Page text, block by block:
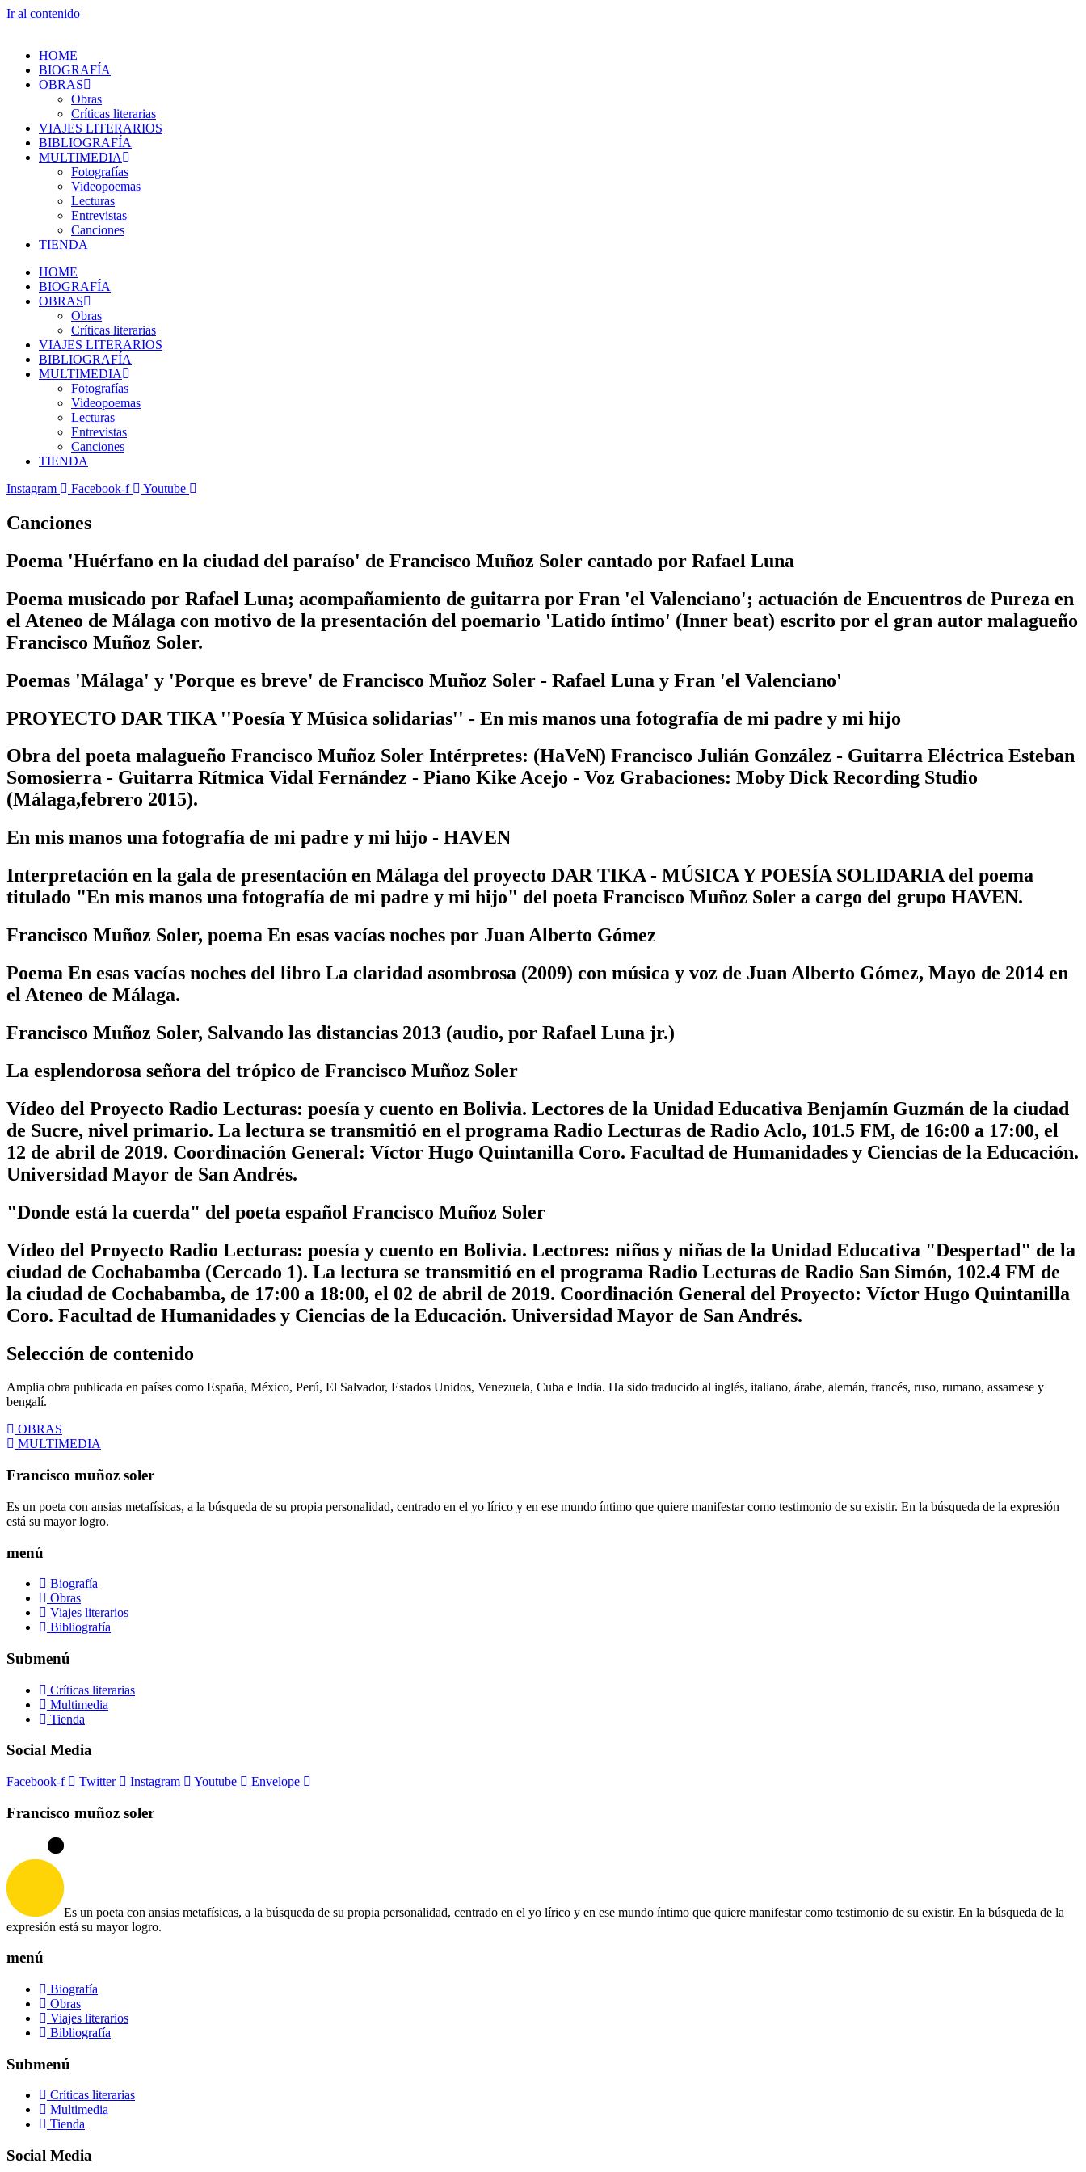
Ir al contenido
HOME
BIOGRAFÍA
OBRAS
Obras
Críticas literarias
VIAJES LITERARIOS
BIBLIOGRAFÍA
MULTIMEDIA
Fotografías
Videopoemas
Lecturas
Entrevistas
Canciones
TIENDA
HOME
BIOGRAFÍA
OBRAS
Obras
Críticas literarias
VIAJES LITERARIOS
BIBLIOGRAFÍA
MULTIMEDIA
Fotografías
Videopoemas
Lecturas
Entrevistas
Canciones
TIENDA
Instagram
Facebook-f Youtube
Canciones
Poema 'Huérfano en la ciudad del paraíso' de Francisco Muñoz Soler cantado por Rafael Luna
Poema musicado por Rafael Luna; acompañamiento de guitarra por Fran 'el Valenciano'; actuación de Encuentros de Pureza en
el Ateneo de Málaga con motivo de la presentación del poemario 'Latido íntimo' (Inner beat) escrito por el gran autor malagueño
Francisco Muñoz Soler.
Poemas 'Málaga' y 'Porque es breve' de Francisco Muñoz Soler - Rafael Luna y Fran 'el Valenciano'
PROYECTO DAR TIKA ''Poesía Y Música solidarias'' - En mis manos una fotografía de mi padre y mi hijo
Obra del poeta malagueño Francisco Muñoz Soler Intérpretes: (HaVeN) Francisco Julián González - Guitarra Eléctrica Esteban
Somosierra - Guitarra Rítmica Vidal Fernández - Piano Kike Acejo - Voz Grabaciones: Moby Dick Recording Studio
(Málaga,febrero 2015).
En mis manos una fotografía de mi padre y mi hijo - HAVEN
Interpretación en la gala de presentación en Málaga del proyecto DAR TIKA - MÚSICA Y POESÍA SOLIDARIA del poema
titulado "En mis manos una fotografía de mi padre y mi hijo" del poeta Francisco Muñoz Soler a cargo del grupo HAVEN.
Francisco Muñoz Soler, poema En esas vacías noches por Juan Alberto Gómez
Poema En esas vacías noches del libro La claridad asombrosa (2009) con música y voz de Juan Alberto Gómez, Mayo de 2014 en
el Ateneo de Málaga.
Francisco Muñoz Soler, Salvando las distancias 2013 (audio, por Rafael Luna jr.)
La esplendorosa señora del trópico de Francisco Muñoz Soler
Vídeo del Proyecto Radio Lecturas: poesía y cuento en Bolivia. Lectores de la Unidad Educativa Benjamín Guzmán de la ciudad
de Sucre, nivel primario. La lectura se transmitió en el programa Radio Lecturas de Radio Aclo, 101.5 FM, de 16:00 a 17:00, el
12 de abril de 2019. Coordinación General: Víctor Hugo Quintanilla Coro. Facultad de Humanidades y Ciencias de la Educación.
Universidad Mayor de San Andrés.
"Donde está la cuerda" del poeta español Francisco Muñoz Soler
Vídeo del Proyecto Radio Lecturas: poesía y cuento en Bolivia. Lectores: niños y niñas de la Unidad Educativa "Despertad" de la
ciudad de Cochabamba (Cercado 1). La lectura se transmitió en el programa Radio Lecturas de Radio San Simón, 102.4 FM de
la ciudad de Cochabamba, de 17:00 a 18:00, el 02 de abril de 2019. Coordinación General del Proyecto: Víctor Hugo Quintanilla
Coro. Facultad de Humanidades y Ciencias de la Educación. Universidad Mayor de San Andrés.
Selección de contenido
Amplia obra publicada en países como España, México, Perú, El Salvador, Estados Unidos, Venezuela, Cuba e India. Ha sido traducido al inglés, italiano, árabe, alemán, francés, ruso, rumano, assamese y
bengalí.
OBRAS
MULTIMEDIA
Francisco muñoz soler
Es un poeta con ansias metafísicas, a la búsqueda de su propia personalidad, centrado en el yo lírico y en ese mundo íntimo que quiere manifestar como testimonio de su existir. En la búsqueda de la expresión
está su mayor logro.
menú
Biografía
Obras
Viajes literarios
Bibliografía
Submenú
Críticas literarias
Multimedia
Tienda
Social Media
Facebook-f Twitter Instagram Youtube Envelope
Francisco muñoz soler
Es un poeta con ansias metafísicas, a la búsqueda de su propia personalidad, centrado en el yo lírico y en ese mundo íntimo que quiere manifestar como testimonio de su existir. En la búsqueda de la
expresión está su mayor logro.
menú
Biografía
Obras
Viajes literarios
Bibliografía
Submenú
Críticas literarias
Multimedia
Tienda
Social Media